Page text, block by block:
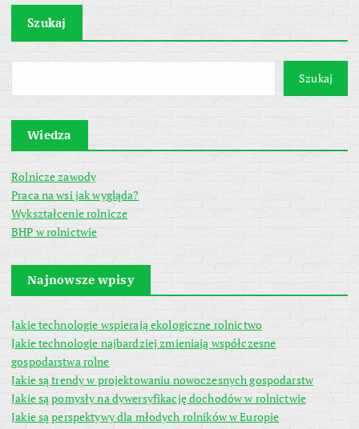
Szukaj
Szukaj
Wiedza
Rolnicze zawody
Praca na wsi jak wygląda?
Wykształcenie rolnicze
BHP w rolnictwie
Najnowsze wpisy
Jakie technologie wspierają ekologiczne rolnictwo
Jakie technologie najbardziej zmieniają współczesne
gospodarstwa rolne
Jakie są trendy w projektowaniu nowoczesnych gospodarstw
Jakie są pomysły na dywersyfikację dochodów w rolnictwie
Jakie są perspektywy dla młodych rolników w Europie